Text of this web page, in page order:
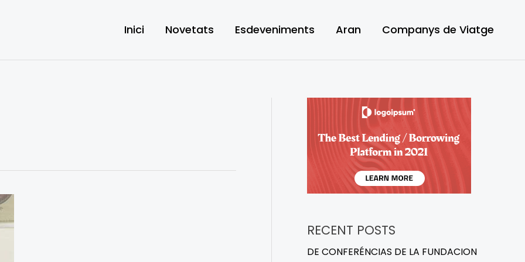
Inici Novetats Esdeveniments Aran Companys de Viatge
RECENT POSTS
DE CONFERÉNCIAS DE LA FUNDACION